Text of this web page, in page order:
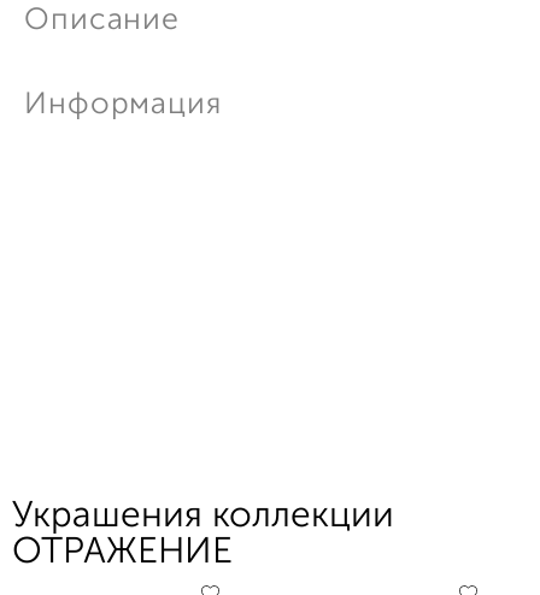
Описание
Информация
Украшения коллекции
ОТРАЖЕНИЕ